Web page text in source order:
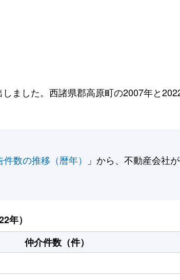
ました。西諸県郡高原町の2007年と
数の推移（暦年）
」から、不動産会社
年）
仲介件数（件）